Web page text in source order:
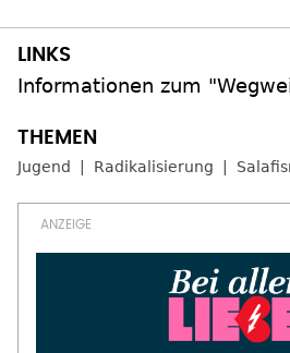
Informationen zum
Jugend Radikalisierung